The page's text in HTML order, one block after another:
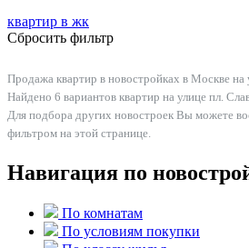
квартир в жк
Сбросить фильтр
Продажа квартир в новостройках в Москве на
Найдено 6 вариантов квартир на улице пл.
Для подбора других новостроек Вы можете
фильтром на этой странице.
Навигация по
По комнатам
По условиям покупки